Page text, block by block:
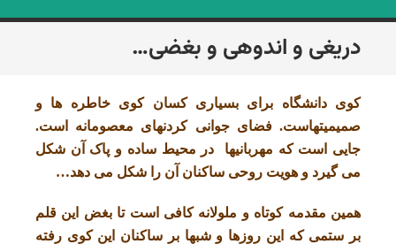
رفتن
به
دریغی و اندوهی و بغضی…
کوی دانشگاه برای بسیاری کسان کوی خاطره ها و
صمیمیتهاست. فضای جوانی کردنهای معصومانه است.
جایی است که مهربانیها در محیط ساده و پاک آن شکل
می گیرد و هویت روحی ساکنان آن را شکل می دهد…
همین مقدمه کوتاه و ملولانه کافی است تا بغض این قلم
بر ستمی که این روزها و شبها بر ساکنان این کوی رفته